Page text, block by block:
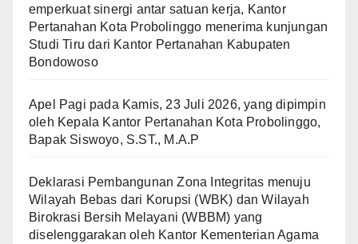
emperkuat sinergi antar satuan kerja, Kantor
Pertanahan Kota Probolinggo menerima kunjungan
Studi Tiru dari Kantor Pertanahan Kabupaten
Bondowoso
Apel Pagi pada Kamis, 23 Juli 2026, yang dipimpin
oleh Kepala Kantor Pertanahan Kota Probolinggo,
Bapak Siswoyo, S.ST., M.A.P
Deklarasi Pembangunan Zona Integritas menuju
Wilayah Bebas dari Korupsi (WBK) dan Wilayah
Birokrasi Bersih Melayani (WBBM) yang
diselenggarakan oleh Kantor Kementerian Agama